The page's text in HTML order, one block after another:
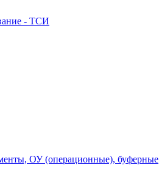
ОУ (операционные), буферные